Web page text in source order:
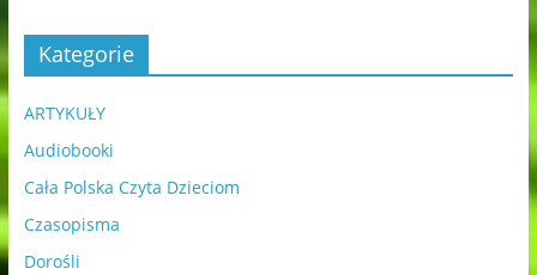
Kategorie
ARTYKUŁY
Audiobooki
Cała Polska Czyta Dzieciom
Czasopisma
Dorośli